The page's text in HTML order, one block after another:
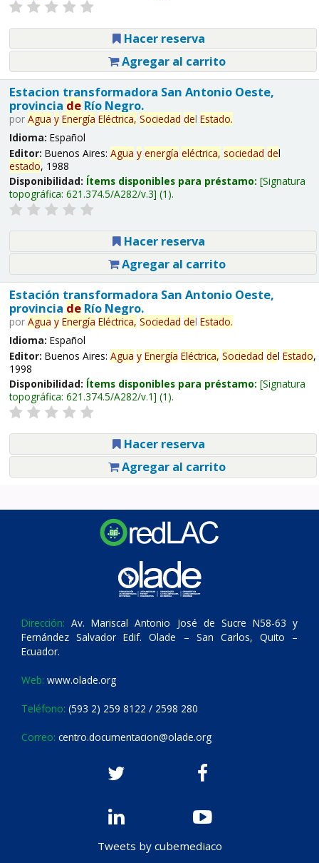
Hacer reserva
Agregar al carrito
Estacion transformadora San Antonio Oeste,
provincia deRío Negro.
por Agua y Energía Eléctrica, Sociedad del Estado.
Idioma: Español
Editor: Buenos Aires: Agua y energía eléctrica, sociedad del
estado, 1988
Disponibilidad: Ítems disponibles para préstamo: Signatura
topográfica: 621.374.5/A282/v.3 (1).
Hacer reserva
Agregar al carrito
Estación transformadora San Antonio Oeste,
provincia deRío Negro.
por Agua y Energía Eléctrica, Sociedad del Estado.
Idioma: Español
Editor: Buenos Aires: Agua y Energía Eléctrica, Sociedad del Estado,
1998
Disponibilidad: Ítems disponibles para préstamo: Signatura
topográfica: 621.374.5/A282/v.1 (1).
Hacer reserva
Agregar al carrito
Dirección: Av. Mariscal Antonio José de Sucre N58-63 y
Fernández Salvador Edif. Olade – San Carlos, Quito –
Ecuador.
Web: www.olade.org
Teléfono: (593 2) 259 8122 / 2598 280
Correo: centro.documentacion@olade.org
Tweets by cubemediaco